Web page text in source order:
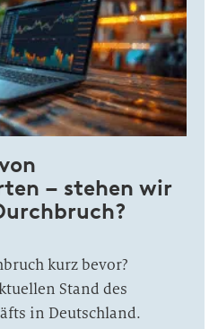
– stehen wir
kurz bevor?
Stand des
in Deutschland.